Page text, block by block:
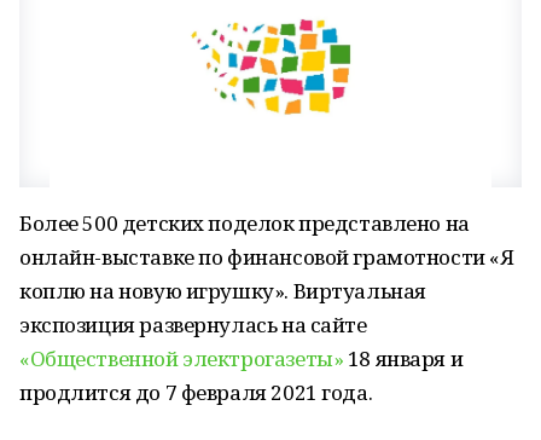
Более 500 детских поделок представлено на
онлайн-выставке по финансовой грамотности «Я
коплю на новую игрушку». Виртуальная
экспозиция развернулась на сайте
«Общественной электрогазеты» 18 января и
продлится до 7 февраля 2021 года.